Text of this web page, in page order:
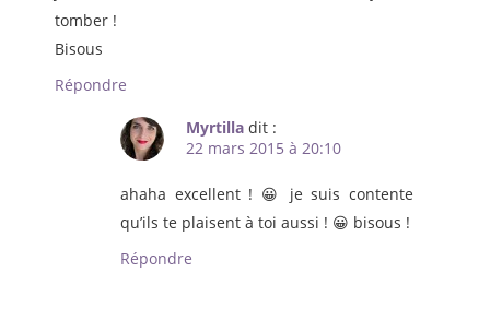
tomber !
Bisous
Répondre
Myrtilla dit :
22 mars 2015 à 20:10
ahaha excellent ! 😀 je suis contente
qu’ils te plaisent à toi aussi ! 😀 bisous !
Répondre